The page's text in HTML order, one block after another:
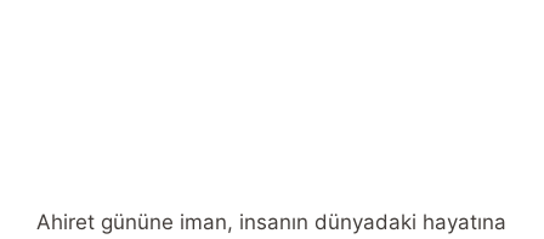
Ahiret gününe iman, insanın dünyadaki hayatına